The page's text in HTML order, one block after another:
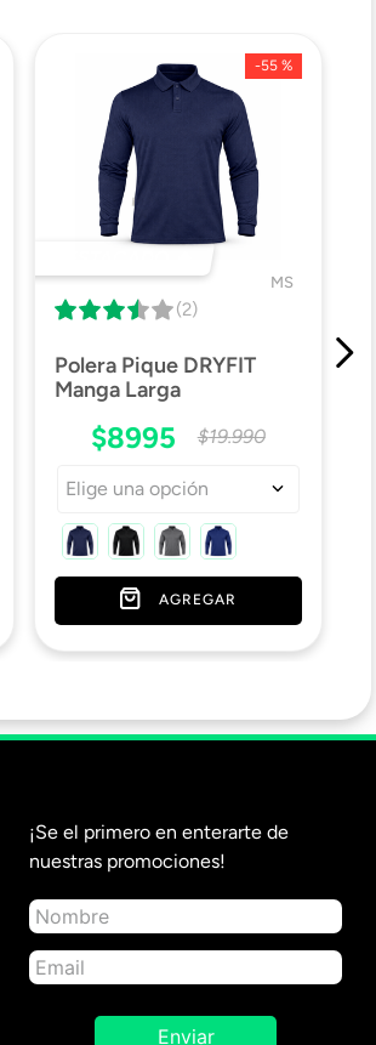
-55 %
MS
(2)
Polera Pique DRYFIT
Manga Larga
$8995 $19.990
Elige una opción
AGREGAR
¡Se el primero en enterarte de
nuestras promociones!
Enviar